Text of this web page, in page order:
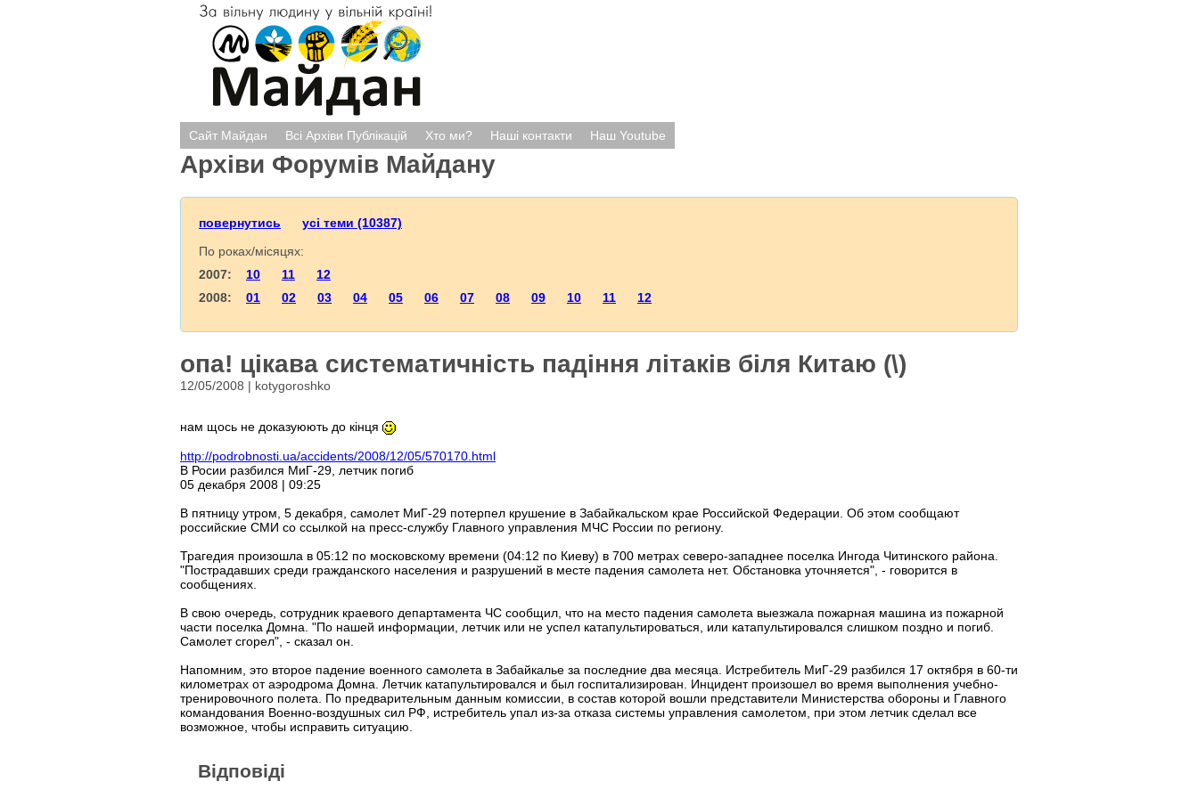
Сайт Майдан Всі Архіви Публікацій Хто ми? Наші контакти Наш Youtube
Архіви Форумів Майдану
повернутись
усі теми (10387)
По роках/місяцях:
2007: 10 11
12
2008: 01 02 03 04 05 06 07 08 09 10 11 12
опа! цікава систематичність падіння літаків біля Китаю (\)
12/05/2008 | kotygoroshko
нам щось не доказуюють до кінця
http://podrobnosti.ua/accidents/2008/12/05/570170.html
В Росии разбился МиГ-29, летчик погиб
05 декабря 2008 | 09:25
В пятницу утром, 5 декабря, самолет МиГ-29 потерпел крушение в Забайкальском крае Российской Федерации. Об этом сообщают
российские СМИ со ссылкой на пресс-службу Главного управления МЧС России по региону.
Трагедия произошла в 05:12 по московскому времени (04:12 по Киеву) в 700 метрах северо-западнее поселка Ингода Читинского района.
"Пострадавших среди гражданского населения и разрушений в месте падения самолета нет. Обстановка уточняется", - говорится в
сообщениях.
В свою очередь, сотрудник краевого департамента ЧС сообщил, что на место падения самолета выезжала пожарная машина из пожарной
части поселка Домна. "По нашей информации, летчик или не успел катапультироваться, или катапультировался слишком поздно и погиб.
Самолет сгорел", - сказал он.
Напомним, это второе падение военного самолета в Забайкалье за последние два месяца. Истребитель МиГ-29 разбился 17 октября в 60-ти
километрах от аэродрома Домна. Летчик катапультировался и был госпитализирован. Инцидент произошел во время выполнения учебно-
тренировочного полета. По предварительным данным комиссии, в состав которой вошли представители Министерства обороны и Главного
командования Военно-воздушных сил РФ, истребитель упал из-за отказа системы управления самолетом, при этом летчик сделал все
возможное, чтобы исправить ситуацию.
Відповіді